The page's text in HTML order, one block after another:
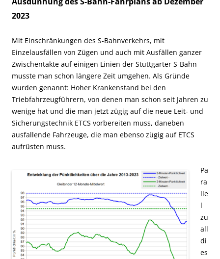
2023
Mit Einschränkungen des S-Bahnverkehrs, mit
Einzelausfällen von Zügen und auch mit Ausfällen ganzer
Zwischentakte auf einigen Linien der Stuttgarter S-Bahn
musste man schon längere Zeit umgehen. Als Gründe
wurden genannt: Hoher Krankenstand bei den
Triebfahrzeugführern, von denen man schon seit Jahren zu
wenige hat und die man jetzt zügig auf die neue Leit- und
Sicherungstechnik ETCS vorbereiten muss, daneben
ausfallende Fahrzeuge, die man ebenso zügig auf ETCS
aufrüsten muss.
Pa
ra
lle
l
zu
all
di
es